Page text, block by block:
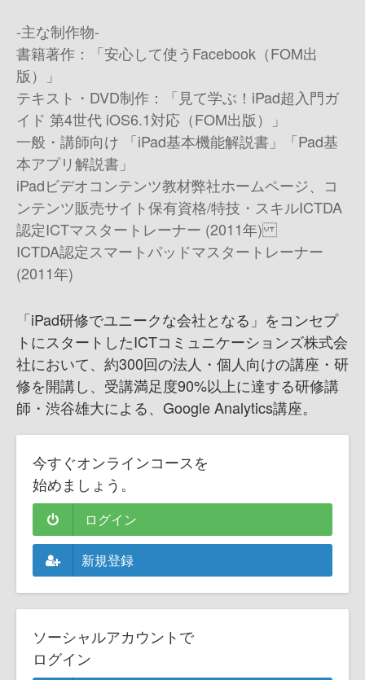
-主な制作物-
書籍著作：「安心して使うFacebook（FOM出
版）」
テキスト・DVD制作：「見て学ぶ！iPad超入門ガ
イド 第4世代 iOS6.1対応（FOM出版）」
一般・講師向け 「iPad基本機能解説書」「Pad基
本アプリ解説書」
iPadビデオコンテンツ教材 弊社ホームページ、コ
ンテンツ販売サイト 保有資格/特技・スキル ICTDA
認定ICTマスタートレーナー (2011年)
ICTDA認定スマートパッドマスタートレーナー
(2011年)
「iPad研修でユニークな会社となる」をコンセプ
トにスタートしたICTコミュニケーションズ株式会
社において、約300回の法人・個人向けの講座・研
修を開講し、受講満足度90%以上に達する研修講
師・渋谷雄大による、Google Analytics講座。
今すぐオンラインコースを
始めましょう。
ログイン
新規登録
ソーシャルアカウントで
ログイン